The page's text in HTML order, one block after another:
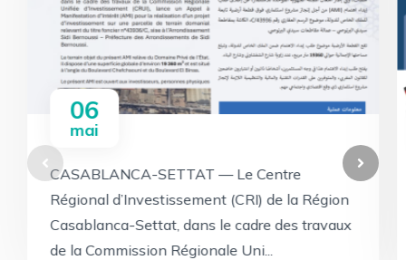
06
mai
CASABLANCA-SETTAT — Le Centre
Régional d’Investissement (CRI) de la Région
Casablanca-Settat, dans le cadre des travaux
de la Commission Régionale Uni...